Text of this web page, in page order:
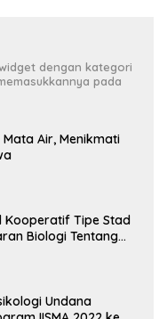
dengan kategori
pada
Air, Menikmati
Kooperatif Tipe Stad
Biologi Tentang
Undana